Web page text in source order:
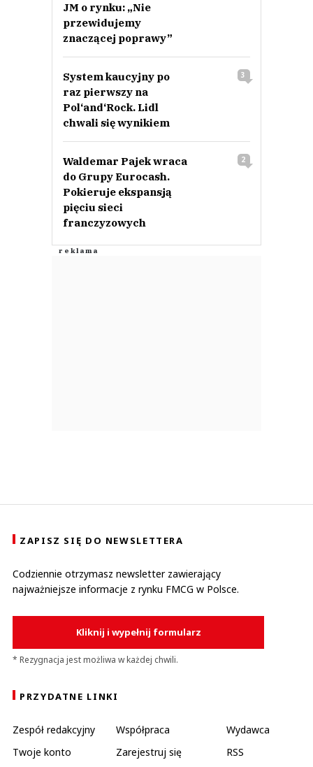
JM o rynku: „Nie
przewidujemy
znaczącej poprawy”
System kaucyjny po
raz pierwszy na
Pol‘and‘Rock. Lidl
chwali się wynikiem
3
Waldemar Pajek wraca
do Grupy Eurocash.
Pokieruje ekspansją
pięciu sieci
franczyzowych
2
ZAPISZ SIĘ DO NEWSLETTERA
Codziennie otrzymasz newsletter zawierający
najważniejsze informacje z rynku FMCG w Polsce.
Kliknij i wypełnij formularz
* Rezygnacja jest możliwa w każdej chwili.
PRZYDATNE LINKI
Zespół redakcyjny Współpraca
Wydawca
Twoje konto
Zarejestruj się
RSS